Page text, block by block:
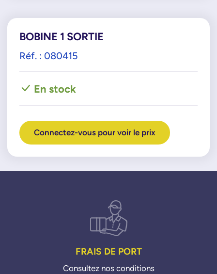
BOBINE 1 SORTIE
Réf. : 080415
En stock
Connectez-vous pour voir le prix
FRAIS DE PORT
Consultez nos conditions